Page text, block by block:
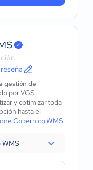
gestión de
por VGS
y optimizar toda
hasta el
Copernico WMS
WMS